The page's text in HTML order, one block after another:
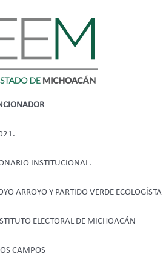
INSTITUCIONAL.
ARROYO Y PARTIDO VERDE
ELECTORAL DE MICHOACÁN
CAMPOS